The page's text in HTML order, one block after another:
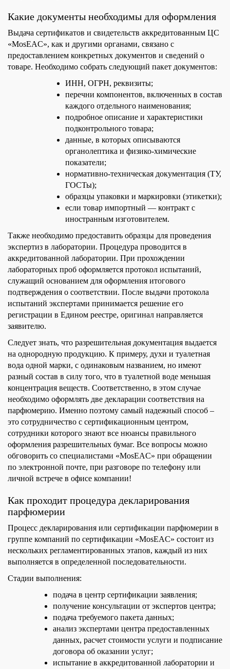
Какие документы необходимы для оформления
Выдача сертификатов и свидетельств аккредитованным ЦС
«MosEAC», как и другими органами, связано с
предоставлением конкретных документов и сведений о
товаре. Необходимо собрать следующий пакет документов:
ИНН, ОГРН, реквизиты;
перечни компонентов, включенных в состав
каждого отдельного наименования;
подробное описание и характеристики
подконтрольного товара;
данные, в которых описываются
органолептика и физико-химические
показатели;
нормативно-техническая документация (ТУ,
ГОСТы);
образцы упаковки и маркировки (этикетки);
если товар импортный — контракт с
иностранным изготовителем.
Также необходимо предоставить образцы для проведения
экспертиз в лаборатории. Процедура проводится в
аккредитованной лаборатории. При прохождении
лабораторных проб оформляется протокол испытаний,
служащий основанием для оформления итогового
подтверждения о соответствии. После выдачи протокола
испытаний экспертами принимается решение его
регистрации в Едином реестре, оригинал направляется
заявителю.
Следует знать, что разрешительная документация выдается
на однородную продукцию. К примеру, духи и туалетная
вода одной марки, с одинаковым названием, но имеют
разный состав в силу того, что в туалетной воде меньшая
концентрация веществ. Соответственно, в этом случае
необходимо оформлять две декларации соответствия на
парфюмерию. Именно поэтому самый надежный способ –
это сотрудничество с сертификационным центром,
сотрудники которого знают все нюансы правильного
оформления разрешительных бумаг. Все вопросы можно
обговорить со специалистами «MosEAC» при обращении
по электронной почте, при разговоре по телефону или
личной встрече в офисе компании!
Как проходит процедура декларирования
парфюмерии
Процесс декларирования или сертификации парфюмерии в
группе компаний по сертификации «MosEAC» состоит из
нескольких регламентированных этапов, каждый из них
выполняется в определенной последовательности.
Стадии выполнения:
подача в центр сертификации заявления;
получение консультации от экспертов центра;
подача требуемого пакета данных;
анализ экспертами центра предоставленных
данных, расчет стоимости услуги и подписание
договора об оказании услуг;
испытание в аккредитованной лаборатории и